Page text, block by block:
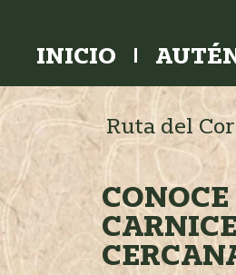
INICIO
Ruta del